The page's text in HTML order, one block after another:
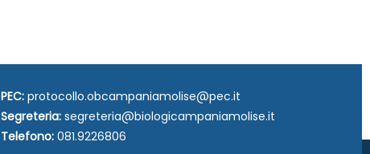
PEC: protocollo.obcampaniamolise@pec.it
Segreteria: segreteria@biologicampaniamolise.it
Telefono: 081.9226806